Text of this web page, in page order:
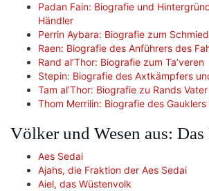
Padan Fain: Biografie und
Händler
Perrin Aybara: Biografie zum
Raen: Biografie des Anführers des
Rand al’Thor: Biografie zum Ta’veren
Stepin: Biografie des Axtkämpfers
Tam al’Thor: Biografie zu Rands Vater
Thom Merrilin: Biografie des
Völker und Wesen aus:
Aes Sedai
Ajahs, die Fraktion der Aes Sedai
Aiel, das Wüstenvolk